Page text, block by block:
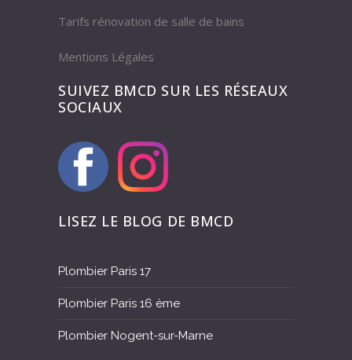
Tarifs rénovation de salle de bains
Mentions Légales
SUIVEZ BMCD SUR LES RÉSEAUX
SOCIAUX
LISEZ LE BLOG DE BMCD
Plombier Paris 17
Plombier Paris 16 ème
Plombier Nogent-sur-Marne